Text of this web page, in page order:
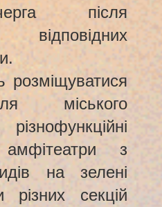
після
відповідних
міського
з
на зелені
різних секцій